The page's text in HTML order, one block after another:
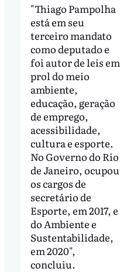
"Thiago Pampolha
está em seu
terceiro mandato
como deputado e
foi autor de leis em
prol do meio
ambiente,
educação, geração
de emprego,
acessibilidade,
cultura e esporte.
No Governo do Rio
de Janeiro, ocupou
os cargos de
secretário de
Esporte, em 2017, e
do Ambiente e
Sustentabilidade,
em 2020",
concluiu.